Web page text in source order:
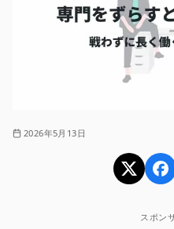
2026年5月13日
スポン